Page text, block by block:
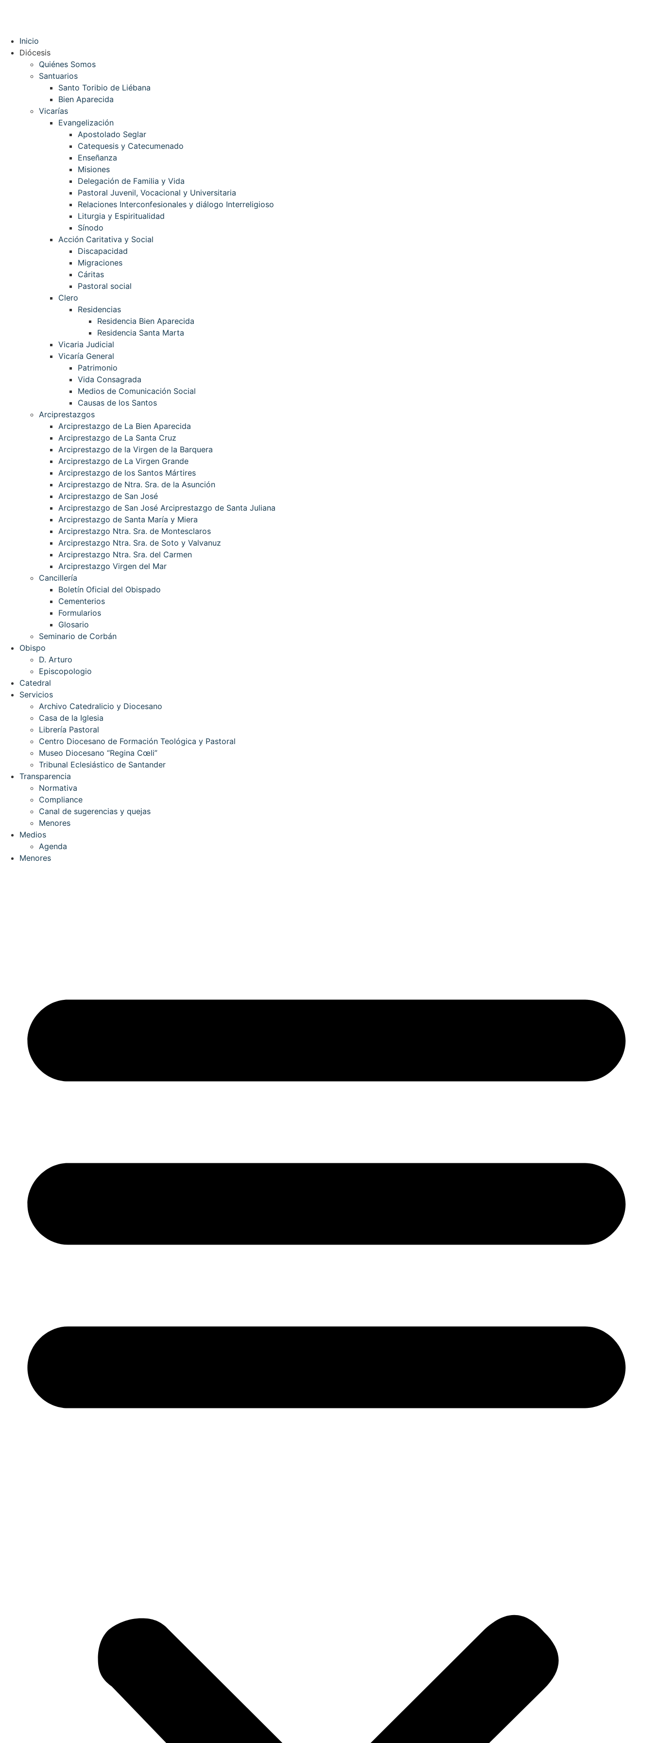
Inicio
Diócesis
Quiénes Somos
Santuarios
Santo Toribio de Liébana
Bien Aparecida
Vicarías
Evangelización
Apostolado Seglar
Catequesis y Catecumenado
Enseñanza
Misiones
Delegación de Familia y Vida
Pastoral Juvenil, Vocacional y Universitaria
Relaciones Interconfesionales y diálogo Interreligioso
Liturgia y Espiritualidad
Sínodo
Acción Caritativa y Social
Discapacidad
Migraciones
Cáritas
Pastoral social
Clero
Residencias
Residencia Bien Aparecida
Residencia Santa Marta
Vicaria Judicial
Vicaría General
Patrimonio
Vida Consagrada
Medios de Comunicación Social
Causas de los Santos
Arciprestazgos
Arciprestazgo de La Bien Aparecida
Arciprestazgo de La Santa Cruz
Arciprestazgo de la Virgen de la Barquera
Arciprestazgo de La Virgen Grande
Arciprestazgo de los Santos Mártires
Arciprestazgo de Ntra. Sra. de la Asunción
Arciprestazgo de San José
Arciprestazgo de San José Arciprestazgo de Santa Juliana
Arciprestazgo de Santa María y Miera
Arciprestazgo Ntra. Sra. de Montesclaros
Arciprestazgo Ntra. Sra. de Soto y Valvanuz
Arciprestazgo Ntra. Sra. del Carmen
Arciprestazgo Virgen del Mar
Cancillería
Boletín Oficial del Obispado
Cementerios
Formularios
Glosario
Seminario de Corbán
Obispo
D. Arturo
Episcopologio
Catedral
Servicios
Archivo Catedralicio y Diocesano
Casa de la Iglesia
Librería Pastoral
Centro Diocesano de Formación Teológica y Pastoral
Museo Diocesano “Regina Cœli”
Tribunal Eclesiástico de Santander
Transparencia
Normativa
Compliance
Canal de sugerencias y quejas
Menores
Medios
Agenda
Menores